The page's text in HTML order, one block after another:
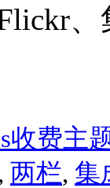
收费主
, 两栏, 集